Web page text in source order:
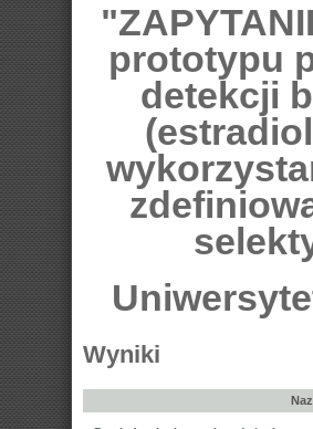
prototypu
detekcji
Wyniki